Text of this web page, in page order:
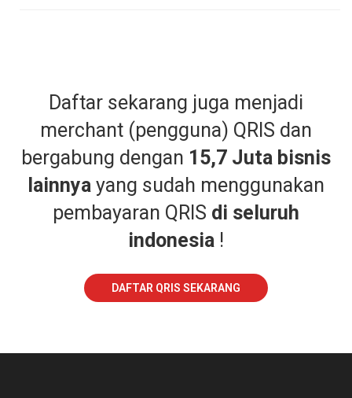
Daftar sekarang juga menjadi
merchant (pengguna) QRIS dan
bergabung dengan 15,7 Juta bisnis
lainnya yang sudah menggunakan
pembayaran QRIS di seluruh
indonesia !
DAFTAR QRIS SEKARANG